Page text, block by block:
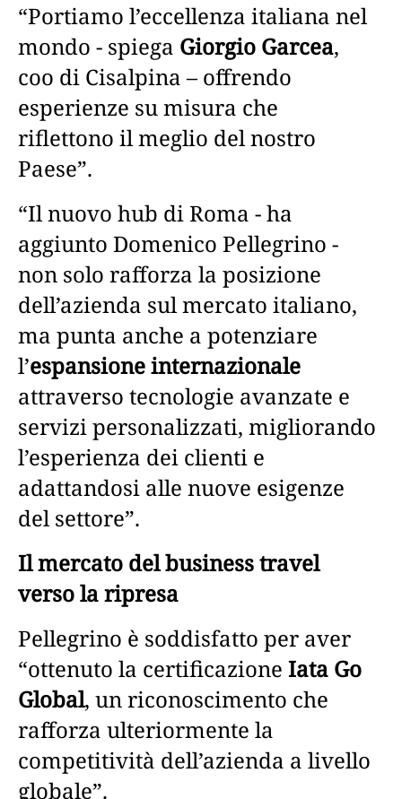
“Portiamo l’eccellenza italiana nel
mondo - spiega Giorgio Garcea,
coo di Cisalpina – offrendo
esperienze su misura che
riflettono il meglio del nostro
Paese”.
“Il nuovo hub di Roma - ha
aggiunto Domenico Pellegrino -
non solo rafforza la posizione
dell’azienda sul mercato italiano,
ma punta anche a potenziare
l’espansione internazionale
attraverso tecnologie avanzate e
servizi personalizzati, migliorando
l’esperienza dei clienti e
adattandosi alle nuove esigenze
del settore”.
Il mercato del business travel
verso la ripresa
Pellegrino è soddisfatto per aver
“ottenuto la certificazione Iata Go
Global, un riconoscimento che
rafforza ulteriormente la
competitività dell’azienda a livello
globale”.